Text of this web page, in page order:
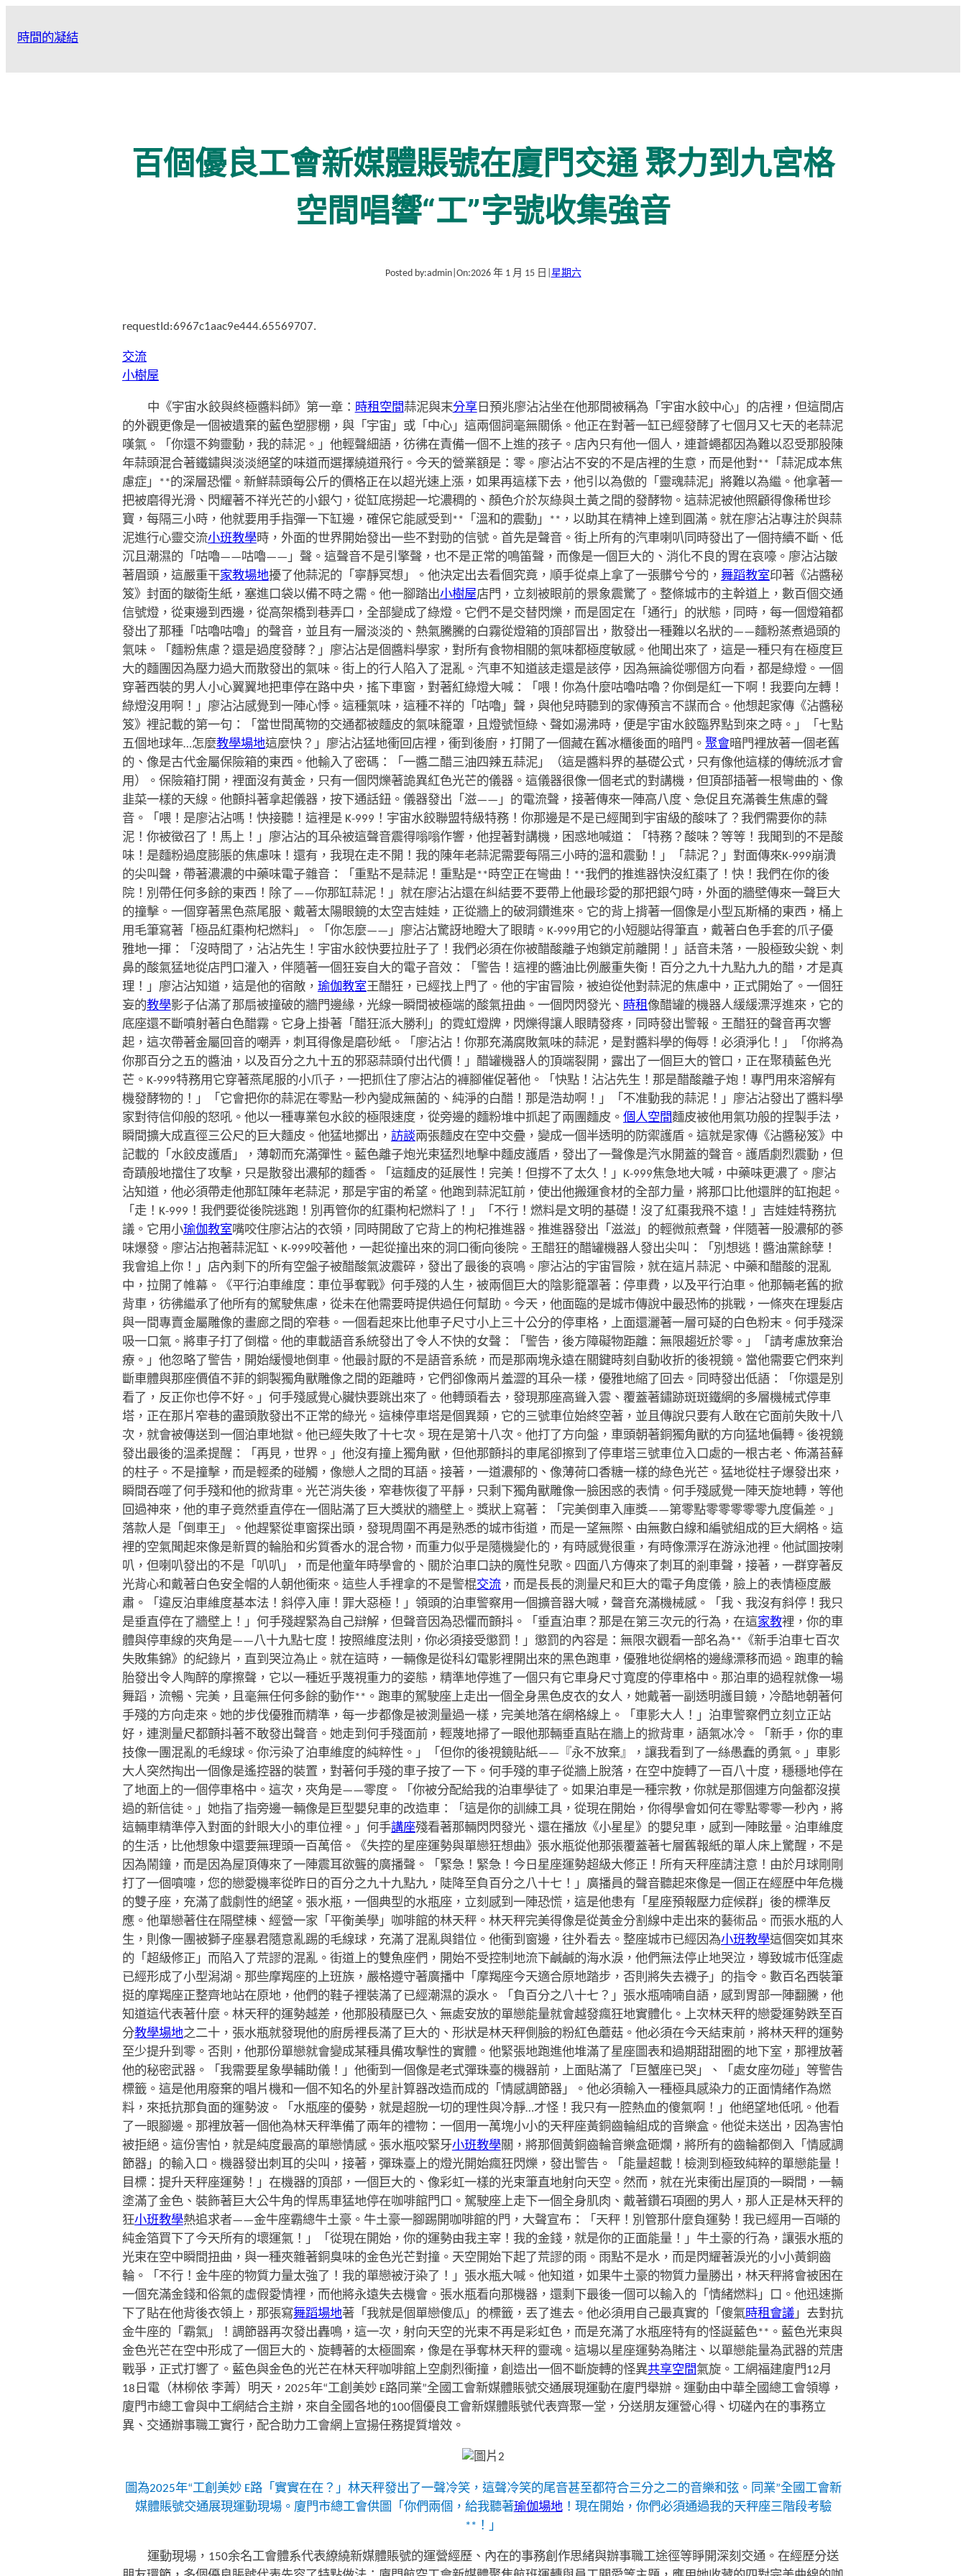
時間的凝結
百個優良工會新媒體賬號在廈門交通 聚力到九宮格
空間唱響“工”字號收集強音
Posted by:admin| On:2026 年 1 月 15 日 星期六
requestId:6967c1aac9e444.65569707.
交流
小樹屋
中《宇宙水餃與終極醬料師》第一章： 時租空間蒜泥與末分享日預兆廖沾沾坐在他那間被稱為「宇宙水餃中心」的店裡，但這間店
的外觀更像是一個被遺棄的藍色塑膠棚，與「宇宙」或「中心」這兩個詞毫無關係。他正在對著一缸已經發酵了七個月又七天的老蒜泥
嘆氣。「你還不夠靈動，我的蒜泥。」他輕聲細語，彷彿在責備一個不上進的孩子。店內只有他一個人，連蒼蠅都因為難以忍受那股陳
年蒜頭混合著鐵鏽與淡淡絕望的味道而選擇繞道飛行。今天的營業額是：零。廖沾沾不安的不是店裡的生意，而是他對**「蒜泥成本焦
慮症」**的深層恐懼。新鮮蒜頭每公斤的價格正在以超光速上漲，如果再這樣下去，他引以為傲的「靈魂蒜泥」將難以為繼。他拿著一
把被磨得光滑、閃耀著不祥光芒的小銀勺，從缸底撈起一坨濃稠的、顏色介於灰綠與土黃之間的發酵物。這蒜泥被他照顧得像稀世珍
寶，每隔三小時，他就要用手指彈一下缸邊，確保它能感受到**「溫和的震動」**，以助其在精神上達到圓滿。就在廖沾沾專注於與蒜
泥進行心靈交流小班教學時，外面的世界開始發出一些不對勁的信號。首先是聲音。街上所有的汽車喇叭同時發出了一個持續不斷、低
沉且潮濕的「咕嚕——咕嚕——」聲。這聲音不是引擎聲，也不是正常的鳴笛聲，而像是一個巨大的、消化不良的胃在哀嚎。廖沾沾皺
著眉頭，這嚴重干家教場地擾了他蒜泥的「寧靜冥想」。他決定出去看個究竟，順手從桌上拿了一張髒兮兮的， 舞蹈教室印著《沾醬秘
笈》封面的皺衛生紙，塞進口袋以備不時之需。他一腳踏出小樹屋店門，立刻被眼前的景象震驚了。整條城市的主幹道上，數百個交通
信號燈，從東邊到西邊，從高架橋到巷弄口，全部變成了綠燈。它們不是交替閃爍，而是固定在「通行」的狀態，同時，每一個燈箱都
發出了那種「咕嚕咕嚕」的聲音，並且有一層淡淡的、熱氣騰騰的白霧從燈箱的頂部冒出，散發出一種難以名狀的——麵粉蒸煮過頭的
氣味。「麵粉焦慮？還是過度發酵？」廖沾沾是個醬料學家，對所有食物相關的氣味都極度敏感。他聞出來了，這是一種只有在極度巨
大的麵團因為壓力過大而散發出的氣味。街上的行人陷入了混亂。汽車不知道該走還是該停，因為無論從哪個方向看，都是綠燈。一個
穿著西裝的男人小心翼翼地把車停在路中央，搖下車窗，對著紅綠燈大喊：「喂！你為什麼咕嚕咕嚕？你倒是紅一下啊！我要向左轉！
綠燈沒用啊！」廖沾沾感覺到一陣心悸。這種氣味，這種不祥的「咕嚕」聲，與他兒時聽到的家傳預言不謀而合。他想起家傳《沾醬秘
笈》裡記載的第一句：「當世間萬物的交通都被麵皮的氣味籠罩，且燈號恒綠、聲如湯沸時，便是宇宙水餃臨界點到來之時。」「七點
五個地球年…怎麼教學場地這麼快？」廖沾沾猛地衝回店裡，衝到後廚，打開了一個藏在舊冰櫃後面的暗門。 聚會暗門裡放著一個老舊
的、像是古代金屬保險箱的東西。他輸入了密碼：「一醬二醋三油四辣五蒜泥」（這是醬料界的基礎公式，只有像他這樣的傳統派才會
用）。保險箱打開，裡面沒有黃金，只有一個閃爍著詭異紅色光芒的儀器。這儀器很像一個老式的對講機，但頂部插著一根彎曲的、像
韭菜一樣的天線。他顫抖著拿起儀器，按下通話鈕。儀器發出「滋——」的電流聲，接著傳來一陣高八度、急促且充滿養生焦慮的聲
音。「喂！是廖沾沾嗎！快接聽！這裡是 K-999！宇宙水餃聯盟特級特務！你那邊是不是已經聞到宇宙級的酸味了？我們需要你的蒜
泥！你被徵召了！馬上！」廖沾沾的耳朵被這聲音震得嗡嗡作響，他捏著對講機，困惑地喊道：「特務？酸味？等等！我聞到的不是酸
味！是麵粉過度膨脹的焦慮味！還有，我現在走不開！我的陳年老蒜泥需要每隔三小時的溫和震動！」「蒜泥？」對面傳來K-999崩潰
的尖叫聲，帶著濃濃的中藥味電子雜音：「重點不是蒜泥！重點是**時空正在彎曲！**我們的推進器快沒紅棗了！快！我們在你的後
院！別帶任何多餘的東西！除了——你那缸蒜泥！」就在廖沾沾還在糾結要不要帶上他最珍愛的那把銀勺時，外面的牆壁傳來一聲巨大
的撞擊。一個穿著黑色燕尾服、戴著太陽眼鏡的太空吉娃娃，正從牆上的破洞鑽進來。它的背上揹著一個像是小型瓦斯桶的東西，桶上
用毛筆寫著「極品紅棗枸杞燃料」。「你怎麼——」廖沾沾驚訝地瞪大了眼睛。K-999用它的小短腿站得筆直，戴著白色手套的爪子優
雅地一揮：「沒時間了，沾沾先生！宇宙水餃快要拉肚子了！我們必須在你被醋酸離子炮鎖定前離開！」話音未落，一股極致尖銳、刺
鼻的酸氣猛地從店門口灌入，伴隨著一個狂妄自大的電子音效：「警告！這裡的醬油比例嚴重失衡！百分之九十九點九九的醋，才是真
理！」廖沾沾知道，這是他的宿敵， 瑜伽教室王醋狂，已經找上門了。他的宇宙冒險，被迫從他對蒜泥的焦慮中，正式開始了。一個狂
妄的教學影子佔滿了那扇被撞破的牆門邊緣，光線一瞬間被極端的酸氣扭曲。一個閃閃發光、 時租像醋罐的機器人緩緩漂浮進來，它的
底座還不斷噴射著白色醋霧。它身上掛著「醋狂派大勝利」的霓虹燈牌，閃爍得讓人眼睛發疼，同時發出警報。王醋狂的聲音再次響
起，這次帶著金屬回音的嘲弄，刺耳得像是磨砂紙。「廖沾沾！你那充滿腐敗氣味的蒜泥，是對醬料學的侮辱！必須淨化！」「你將為
你那百分之五的醬油，以及百分之九十五的邪惡蒜頭付出代價！」醋罐機器人的頂端裂開，露出了一個巨大的管口，正在聚積藍色光
芒。K-999特務用它穿著燕尾服的小爪子，一把抓住了廖沾沾的褲腳催促著他。「快點！沾沾先生！那是醋酸離子炮！專門用來溶解有
機發酵物的！」「它會把你的蒜泥在零點一秒內變成無菌的、純淨的白醋！那是浩劫啊！」「不准動我的蒜泥！」廖沾沾發出了醬料學
家對待信仰般的怒吼。他以一種專業包水餃的極限速度，從旁邊的麵粉堆中抓起了兩團麵皮。 個人空間麵皮被他用氣功般的捏製手法，
瞬間擴大成直徑三公尺的巨大麵皮。他猛地擲出， 訪談兩張麵皮在空中交疊，變成一個半透明的防禦護盾。這就是家傳《沾醬秘笈》中
記載的「水餃皮護盾」，薄韌而充滿彈性。藍色離子炮光束猛烈地擊中麵皮護盾，發出了一聲像是汽水開蓋的聲音。護盾劇烈震動，但
奇蹟般地擋住了攻擊，只是散發出濃郁的麵香。「這麵皮的延展性！完美！但撐不了太久！」K-999焦急地大喊，中藥味更濃了。廖沾
沾知道，他必須帶走他那缸陳年老蒜泥，那是宇宙的希望。他跑到蒜泥缸前，使出他搬運食材的全部力量，將那口比他還胖的缸抱起。
「走！K-999！我們要從後院逃跑！別再管你的紅棗枸杞燃料了！」「不行！燃料是文明的基礎！沒了紅棗我飛不遠！」吉娃娃特務抗
議。它用小瑜伽教室嘴咬住廖沾沾的衣領，同時開啟了它背上的枸杞推進器。推進器發出「滋滋」的輕微煎煮聲，伴隨著一股濃郁的蔘
味爆發。廖沾沾抱著蒜泥缸、K-999咬著他，一起從撞出來的洞口衝向後院。王醋狂的醋罐機器人發出尖叫：「別想逃！醬油黨餘孽！
我會追上你！」店內剩下的所有空盤子被醋酸氣波震碎，發出了最後的哀鳴。廖沾沾的宇宙冒險，就在這片蒜泥、中藥和醋酸的混亂
中，拉開了帷幕。《平行泊車維度：車位爭奪戰》何手殘的人生，被兩個巨大的陰影籠罩著：停車費，以及平行泊車。他那輛老舊的掀
背車，彷彿繼承了他所有的駕駛焦慮，從未在他需要時提供過任何幫助。今天，他面臨的是城市傳說中最恐怖的挑戰，一條夾在理髮店
與一間專賣金屬雕像的畫廊之間的窄巷。一個看起來比他車子尺寸小上三十公分的停車格，上面還灑著一層可疑的白色粉末。何手殘深
吸一口氣。將車子打了倒檔。他的車載語音系統發出了令人不快的女聲：「警告，後方障礙物距離：無限趨近於零。」「請考慮放棄治
療。」他忽略了警告，開始緩慢地倒車。他最討厭的不是語音系統，而是那兩塊永遠在關鍵時刻自動收折的後視鏡。當他需要它們來判
斷車體與那座價值不菲的銅製獨角獸雕像之間的距離時，它們卻像兩片羞澀的耳朵一樣，優雅地縮了回去。同時發出低語：「你還是別
看了，反正你也停不好。」何手殘感覺心臟快要跳出來了。他轉頭看去，發現那座高聳入雲、覆蓋著鏽跡斑斑鐵網的多層機械式停車
塔，正在那片窄巷的盡頭散發出不正常的綠光。這棟停車塔是個異類，它的三號車位始終空著，並且傳說只要有人敢在它面前失敗十八
次，就會被傳送到一個泊車地獄。他已經失敗了十七次。現在是第十八次。他打了方向盤，車頭朝著銅獨角獸的方向猛地偏轉。後視鏡
發出最後的溫柔提醒：「再見，世界。」他沒有撞上獨角獸，但他那顫抖的車尾卻擦到了停車塔三號車位入口處的一根古老、佈滿苔蘚
的柱子。不是撞擊，而是輕柔的碰觸，像戀人之間的耳語。接著，一道濃郁的、像薄荷口香糖一樣的綠色光芒。猛地從柱子爆發出來，
瞬間吞噬了何手殘和他的掀背車。光芒消失後，窄巷恢復了平靜，只剩下獨角獸雕像一臉困惑的表情。何手殘感覺一陣天旋地轉，等他
回過神來，他的車子竟然垂直停在一個貼滿了巨大獎狀的牆壁上。獎狀上寫著：「完美倒車入庫獎——第零點零零零零零九度偏差。」
落款人是「倒車王」。他趕緊從車窗探出頭，發現周圍不再是熟悉的城市街道，而是一望無際、由無數白線和編號組成的巨大網格。這
裡的空氣聞起來像是新買的輪胎和劣質香水的混合物，而重力似乎是隨機變化的，有時感覺很重，有時像漂浮在游泳池裡。他試圖按喇
叭，但喇叭發出的不是「叭叭」，而是他童年時學會的、關於泊車口訣的魔性兒歌。四面八方傳來了刺耳的剎車聲，接著，一群穿著反
光背心和戴著白色安全帽的人朝他衝來。這些人手裡拿的不是警棍交流，而是長長的測量尺和巨大的電子角度儀，臉上的表情極度嚴
肅。「違反泊車維度基本法！斜停入庫！罪大惡極！」領頭的泊車警察用一個擴音器大喊，聲音充滿機械感。「我、我沒有斜停！我只
是垂直停在了牆壁上！」何手殘趕緊為自己辯解，但聲音因為恐懼而顫抖。「垂直泊車？那是在第三次元的行為，在這家教裡，你的車
體與停車線的夾角是——八十九點七度！按照維度法則，你必須接受懲罰！」懲罰的內容是：無限次觀看一部名為**《新手泊車七百次
失敗集錦》的紀錄片，直到哭泣為止。就在這時，一輛像是從科幻電影裡開出來的黑色跑車，優雅地從網格的邊緣漂移而過。跑車的輪
胎發出令人陶醉的摩擦聲，它以一種近乎蔑視重力的姿態，精準地停進了一個只有它車身尺寸寬度的停車格中。那泊車的過程就像一場
舞蹈，流暢、完美，且毫無任何多餘的動作**。跑車的駕駛座上走出一個全身黑色皮衣的女人，她戴著一副透明護目鏡，冷酷地朝著何
手殘的方向走來。她的步伐優雅而精準，每一步都像是被測量過一樣，完美地落在網格線上。「車影大人！」泊車警察們立刻立正站
好，連測量尺都顫抖著不敢發出聲音。她走到何手殘面前，輕蔑地掃了一眼他那輛垂直貼在牆上的掀背車，語氣冰冷。「新手，你的車
技像一團混亂的毛線球。你污染了泊車維度的純粹性。」「但你的後視鏡貼紙——『永不放棄』，讓我看到了一絲愚蠢的勇氣。」車影
大人突然掏出一個像是遙控器的裝置，對著何手殘的車子按了一下。何手殘的車子從牆上脫落，在空中旋轉了一百八十度，穩穩地停在
了地面上的一個停車格中。這次，夾角是——零度。「你被分配給我的泊車學徒了。如果泊車是一種宗教，你就是那個連方向盤都沒摸
過的新信徒。」她指了指旁邊一輛像是巨型嬰兒車的改造車：「這是你的訓練工具，從現在開始，你得學會如何在零點零零一秒內，將
這輛車精準停入對面的針眼大小的車位裡。」何手講座殘看著那輛閃閃發光、還在播放《小星星》的嬰兒車，感到一陣眩暈。泊車維度
的生活，比他想象中還要無理頭一百萬倍。《失控的星座運勢與單戀狂想曲》張水瓶從他那張覆蓋著七層舊報紙的單人床上驚醒，不是
因為鬧鐘，而是因為屋頂傳來了一陣震耳欲聾的廣播聲。「緊急！緊急！今日星座運勢超級大修正！所有天秤座請注意！由於月球剛剛
打了一個噴嚏，您的戀愛機率從昨日的百分之九十九點九，陡降至負百分之八十七！」廣播員的聲音聽起來像是一個正在經歷中年危機
的雙子座，充滿了戲劇性的絕望。張水瓶，一個典型的水瓶座，立刻感到一陣恐慌，這是他患有「星座預報壓力症候群」後的標準反
應。他單戀著住在隔壁棟、經營一家「平衡美學」咖啡館的林天秤。林天秤完美得像是從黃金分割線中走出來的藝術品。而張水瓶的人
生，則像一團被獅子座暴君隨意亂踢的毛線球，充滿了混亂與錯位。他衝到窗邊，往外看去。整座城市已經因為小班教學這個突如其來
的「超級修正」而陷入了荒謬的混亂。街道上的雙魚座們，開始不受控制地流下鹹鹹的海水淚，他們無法停止地哭泣，導致城市低窪處
已經形成了小型潟湖。那些摩羯座的上班族，嚴格遵守著廣播中「摩羯座今天適合原地踏步，否則將失去襪子」的指令。數百名西裝筆
挺的摩羯座正整齊地站在原地，他們的鞋子裡裝滿了已經潮濕的淚水。「負百分之八十七？」張水瓶喃喃自語，感到胃部一陣翻騰，他
知道這代表著什麼。林天秤的運勢越差，他那股積壓已久、無處安放的單戀能量就會越發瘋狂地實體化。上次林天秤的戀愛運勢跌至百
分教學場地之二十，張水瓶就發現他的廚房裡長滿了巨大的、形狀是林天秤側臉的粉紅色蘑菇。他必須在今天結束前，將林天秤的運勢
至少提升到零。否則，他那份單戀就會變成某種具備攻擊性的實體。他緊張地跑進他堆滿了星座圖表和過期甜甜圈的地下室，那裡放著
他的秘密武器。「我需要星象學輔助儀！」他衝到一個像是老式彈珠臺的機器前，上面貼滿了「巨蟹座已哭」、「處女座勿碰」等警告
標籤。這是他用廢棄的唱片機和一個不知名的外星計算器改造而成的「情感調節器」。他必須輸入一種極具感染力的正面情緒作為燃
料，來抵抗那負面的運勢波。「水瓶座的優勢，就是超脫一切的理性與冷靜…才怪！我只有一腔熱血的傻氣啊！」他絕望地低吼。他看
了一眼腳邊。那裡放著一個他為林天秤準備了兩年的禮物：一個用一萬塊小小的天秤座黃銅齒輪組成的音樂盒。他從未送出，因為害怕
被拒絕。這份害怕，就是純度最高的單戀情感。張水瓶咬緊牙小班教學關，將那個黃銅齒輪音樂盒砸爛，將所有的齒輪都倒入「情感調
節器」的輸入口。機器發出刺耳的尖叫，接著，彈珠臺上的燈光開始瘋狂閃爍，發出警告。「能量超載！檢測到極致純粹的單戀能量！
目標：提升天秤座運勢！」在機器的頂部，一個巨大的、像彩虹一樣的光束筆直地射向天空。然而，就在光束衝出屋頂的一瞬間，一輛
塗滿了金色、裝飾著巨大公牛角的悍馬車猛地停在咖啡館門口。駕駛座上走下一個全身肌肉、戴著鑽石項圈的男人，那人正是林天秤的
狂小班教學熱追求者——金牛座霸總牛土豪。牛土豪一腳踢開咖啡館的門，大聲宣布：「天秤！別管那什麼負運勢！我已經用一百噸的
純金箔買下了今天所有的壞運氣！」「從現在開始，你的運勢由我主宰！我的金錢，就是你的正面能量！」牛土豪的行為，讓張水瓶的
光束在空中瞬間扭曲，與一種夾雜著銅臭味的金色光芒對撞。天空開始下起了荒謬的雨。雨點不是水，而是閃耀著淚光的小小黃銅齒
輪。「不行！金牛座的物質力量太強了！我的單戀被汙染了！」張水瓶大喊。他知道，如果牛土豪的物質力量勝出，林天秤將會被困在
一個充滿金錢和俗氣的虛假愛情裡，而他將永遠失去機會。張水瓶看向那機器，還剩下最後一個可以輸入的「情緒燃料」口。他迅速撕
下了貼在他背後衣領上，那張寫舞蹈場地著「我就是個單戀傻瓜」的標籤，丟了進去。他必須用自己最真實的「傻氣時租會議」去對抗
金牛座的「霸氣」！調節器再次發出轟鳴，這一次，射向天空的光束不再是彩虹色，而是充滿了水瓶座特有的怪誕藍色**。藍色光束與
金色光芒在空中形成了一個巨大的、旋轉著的太極圖案，像是在爭奪林天秤的靈魂。這場以星座運勢為賭注、以單戀能量為武器的荒唐
戰爭，正式打響了。藍色與金色的光芒在林天秤咖啡館上空劇烈衝撞，創造出一個不斷旋轉的怪異共享空間氣旋。工網福建廈門12月
18日電（林柳依 李菁）明天，2025年“工創美妙 E路同業”全國工會新媒體賬號交通展現運動在廈門舉辦。運動由中華全國總工會領導，
廈門市總工會與中工網結合主辦，來自全國各地的100個優良工會新媒體賬號代表齊聚一堂，分送朋友運營心得、切磋內在的事務立
異、交通辦事職工實行，配合助力工會網上宣揚任務提質增效。
圖為2025年“工創美妙 E路「實實在在？」林天秤發出了一聲冷笑，這聲冷笑的尾音甚至都符合三分之二的音樂和弦。同業”全國工會新
媒體賬號交通展現運動現場。廈門市總工會供圖「你們兩個，給我聽著瑜伽場地！現在開始，你們必須通過我的天秤座三階段考驗
**！」
運動現場，150余名工會體系代表繚繞新媒體賬號的運營經歷、內在的事務創作思緒與辦事職工途徑等睜開深刻交通。在經歷分送